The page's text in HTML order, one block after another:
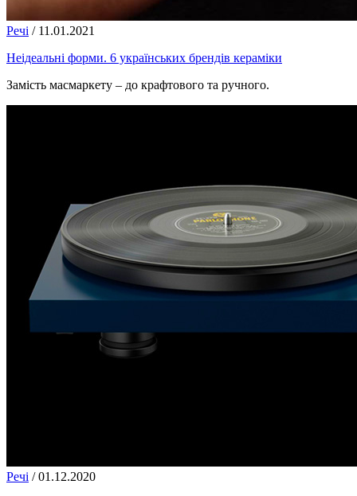
Речі / 11.01.2021
Неідеальні форми. 6 українських брендів кераміки
Замість масмаркету – до крафтового та ручного.
Речі / 01.12.2020